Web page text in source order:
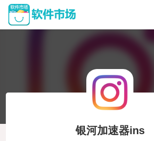
银河加速器ins